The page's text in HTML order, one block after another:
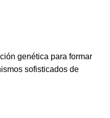
genética para formar
sofisticados de